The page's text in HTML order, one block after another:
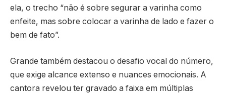
ela, o trecho “não é sobre segurar a varinha como
enfeite, mas sobre colocar a varinha de lado e fazer o
bem de fato”.
Grande também destacou o desafio vocal do número,
que exige alcance extenso e nuances emocionais. A
cantora revelou ter gravado a faixa em múltiplas